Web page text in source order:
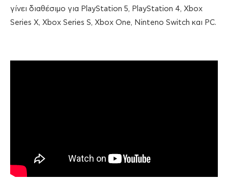
γίνει διαθέσιμο για PlayStation 5, PlayStation 4, Xbox
Series X, Xbox Series S, Xbox One, Ninteno Switch και PC.